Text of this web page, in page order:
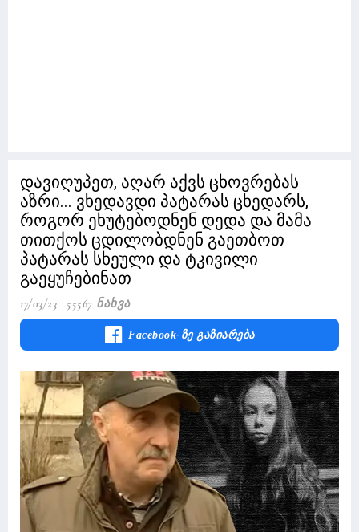
დავიღუპეთ, აღარ აქვს ცხოვრებას
აზრი... ვხედავდი პატარას ცხედარს,
როგორ ეხუტებოდნენ დედა და მამა
თითქოს ცდილობდნენ გაეთბოთ
პატარას სხეული და ტკივილი
გაეყუჩებინათ
17/03/23 55567 Ნახვა
Facebook-Ზე Გაზიარება